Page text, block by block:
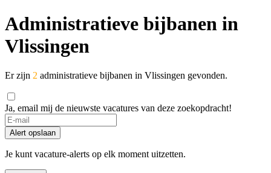
Administratieve bijbanen in
Vlissingen
Er zijn 2 administratieve bijbanen in Vlissingen gevonden.
Ja, email mij de nieuwste vacatures van deze zoekopdracht!
Alert opslaan
Je kunt vacature-alerts op elk moment uitzetten.